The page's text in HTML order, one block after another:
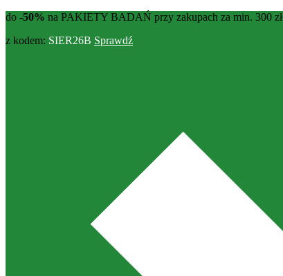
do -50% na PAKIETY BADAŃ przy zakupach za min. 300 zł
z kodem: SIER26B Sprawdź